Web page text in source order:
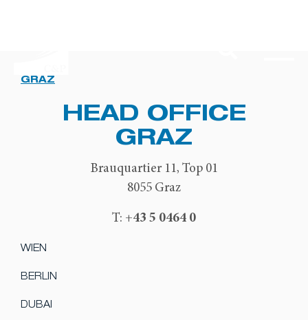
GRAZ
HEAD OFFICE
GRAZ
Brauquartier 11, Top 01
8055 Graz
T: +43 5 0464 0
WIEN
BERLIN
DUBAI